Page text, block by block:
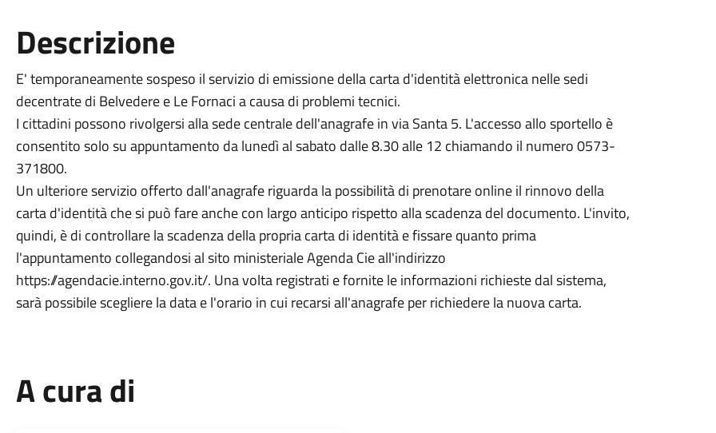
Descrizione
E' temporaneamente sospeso il servizio di emissione della carta d'identità elettronica nelle sedi
decentrate di Belvedere e Le Fornaci a causa di problemi tecnici.
I cittadini possono rivolgersi alla sede centrale dell'anagrafe in via Santa 5. L'accesso allo sportello è
consentito solo su appuntamento da lunedì al sabato dalle 8.30 alle 12 chiamando il numero 0573-
371800.
Un ulteriore servizio offerto dall'anagrafe riguarda la possibilità di prenotare online il rinnovo della
carta d'identità che si può fare anche con largo anticipo rispetto alla scadenza del documento. L'invito,
quindi, è di controllare la scadenza della propria carta di identità e fissare quanto prima
l'appuntamento collegandosi al sito ministeriale Agenda Cie all'indirizzo
https://agendacie.interno.gov.it/. Una volta registrati e fornite le informazioni richieste dal sistema,
sarà possibile scegliere la data e l'orario in cui recarsi all'anagrafe per richiedere la nuova carta.
A cura di